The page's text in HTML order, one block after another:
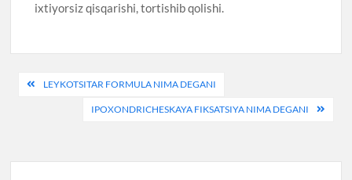
ixtiyorsiz qisqarishi, tortishib qolishi.
Post
menyusi
LEYKOTSITAR FORMULA NIMA DEGANI
IPOXONDRICHESKAYA FIKSATSIYA NIMA DEGANI